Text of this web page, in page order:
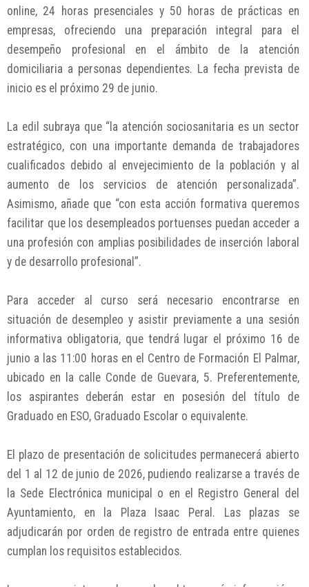
online, 24 horas presenciales y 50 horas de prácticas en
empresas, ofreciendo una preparación integral para el
desempeño profesional en el ámbito de la atención
domiciliaria a personas dependientes. La fecha prevista de
inicio es el próximo 29 de junio.
La edil subraya que “la atención sociosanitaria es un sector
estratégico, con una importante demanda de trabajadores
cualificados debido al envejecimiento de la población y al
aumento de los servicios de atención personalizada”.
Asimismo, añade que “con esta acción formativa queremos
facilitar que los desempleados portuenses puedan acceder a
una profesión con amplias posibilidades de inserción laboral
y de desarrollo profesional”.
Para acceder al curso será necesario encontrarse en
situación de desempleo y asistir previamente a una sesión
informativa obligatoria, que tendrá lugar el próximo 16 de
junio a las 11:00 horas en el Centro de Formación El Palmar,
ubicado en la calle Conde de Guevara, 5. Preferentemente,
los aspirantes deberán estar en posesión del título de
Graduado en ESO, Graduado Escolar o equivalente.
El plazo de presentación de solicitudes permanecerá abierto
del 1 al 12 de junio de 2026, pudiendo realizarse a través de
la Sede Electrónica municipal o en el Registro General del
Ayuntamiento, en la Plaza Isaac Peral. Las plazas se
adjudicarán por orden de registro de entrada entre quienes
cumplan los requisitos establecidos.